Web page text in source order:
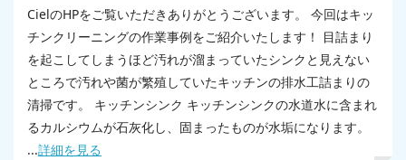
CielのHPをご覧いただきありがとうございます。 今回はキッ
チンクリーニングの作業事例をご紹介いたします！ 目詰まり
を起こしてしまうほど汚れが溜まっていたシンクと見えない
ところで汚れや菌が繁殖していたキッチンの排水工詰まりの
清掃です。 キッチンシンク キッチンシンクの水道水に含まれ
るカルシウムが石灰化し、固まったものが水垢になります。
...詳細を見る